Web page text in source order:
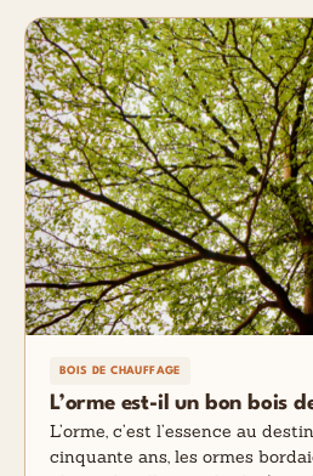
BOIS DE CHAUFFAGE
L’orme est-il un bon bois
L’orme, c’est l’essence au
cinquante ans, les ormes